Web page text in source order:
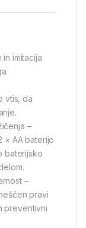
imitacija
vtis, da
–
× AA baterijo
baterijsko
–
pravi
preventivni